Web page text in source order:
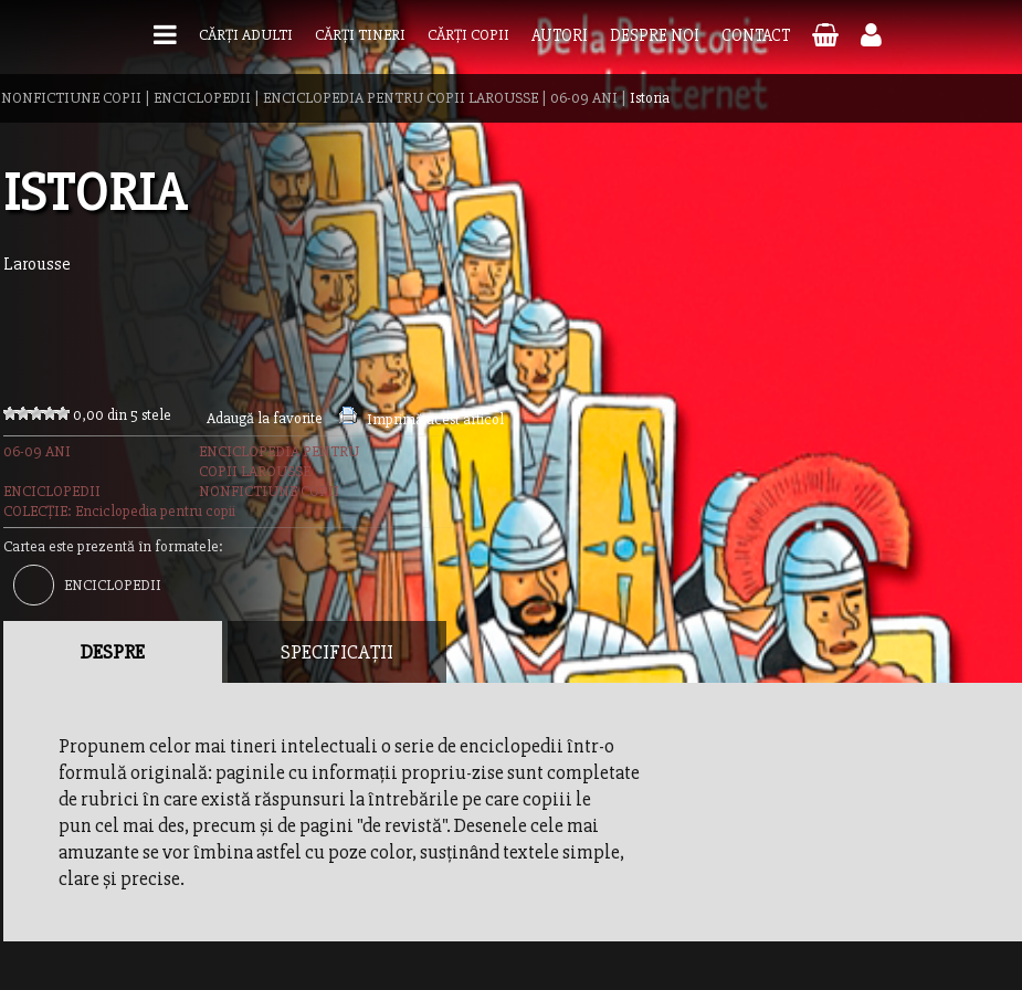
CĂRȚI ADULTI CĂRȚI TINERI CĂRȚI COPII AUTORI DESPRE NOI CONTACT
NONFICTIUNE COPII ENCICLOPEDII ENCICLOPEDIA PENTRU COPII LAROUSSE 06-09 ANI| Istoria
ISTORIA
Larousse
0,00 din 5 stele Adaugă la favorite
Imprimă acest articol
06-09 ANI
ENCICLOPEDIA PENTRU
COPII LAROUSSE
ENCICLOPEDII
NONFICTIUNE COPII
COLECȚIE: Enciclopedia pentru copii
Cartea este prezentă în formatele:
ENCICLOPEDII
DESPRE SPECIFICAȚII
Propunem celor mai tineri intelectuali o serie de enciclopedii într-o
formulă originală: paginile cu informaţii propriu-zise sunt completate
de rubrici în care există răspunsuri la întrebările pe care copiii le
pun cel mai des, precum şi de pagini "de revistă". Desenele cele mai
amuzante se vor îmbina astfel cu poze color, susţinând textele simple,
clare şi precise.